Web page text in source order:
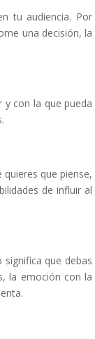
tu audiencia. Por
una decisión, la
y con la que pueda
que piense,
de influir al
que debas
la emoción con la